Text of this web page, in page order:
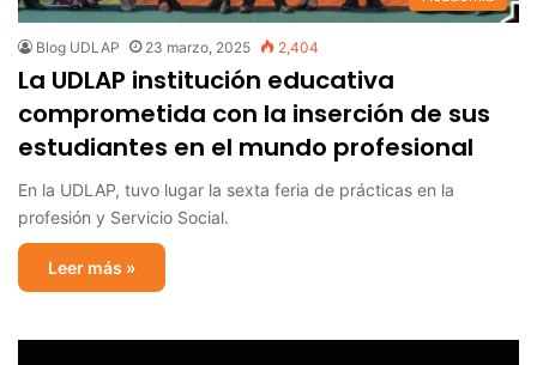
Blog UDLAP 23 marzo, 2025 2,404
La UDLAP institución educativa
comprometida con la inserción de sus
estudiantes en el mundo profesional
En la UDLAP, tuvo lugar la sexta feria de prácticas en la
profesión y Servicio Social.
Leer más »